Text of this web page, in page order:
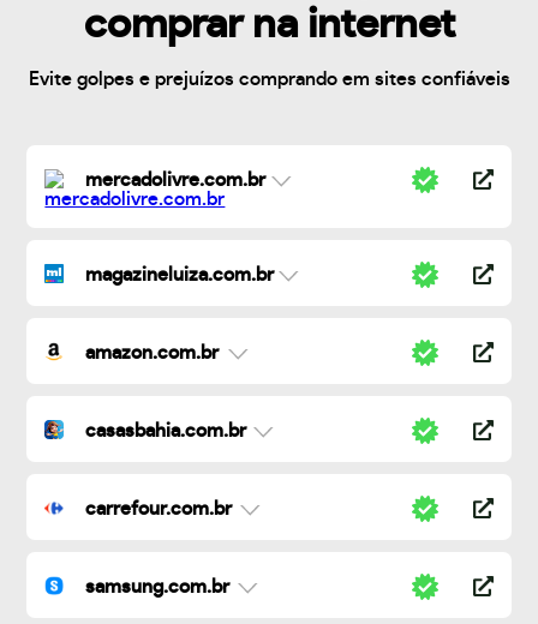
comprar na internet
Evite golpes e prejuízos comprando em sites confiáveis
mercadolivre.com.br
magazineluiza.com.br
amazon.com.br
casasbahia.com.br
carrefour.com.br
samsung.com.br